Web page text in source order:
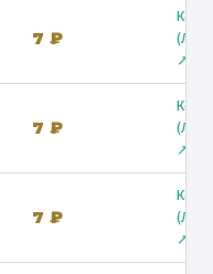
7 ₽
↗
7 ₽
↗
7 ₽
↗